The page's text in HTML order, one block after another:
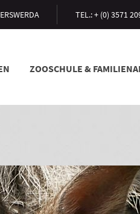
TEL.: + (0) 3571
ZOOSCHULE &